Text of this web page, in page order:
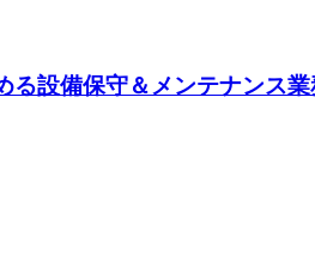
る設備保守＆メンテナンス